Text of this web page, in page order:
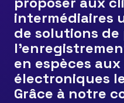
intermédiaires
de solutions
en espèces
électroniques
Grâce à notre